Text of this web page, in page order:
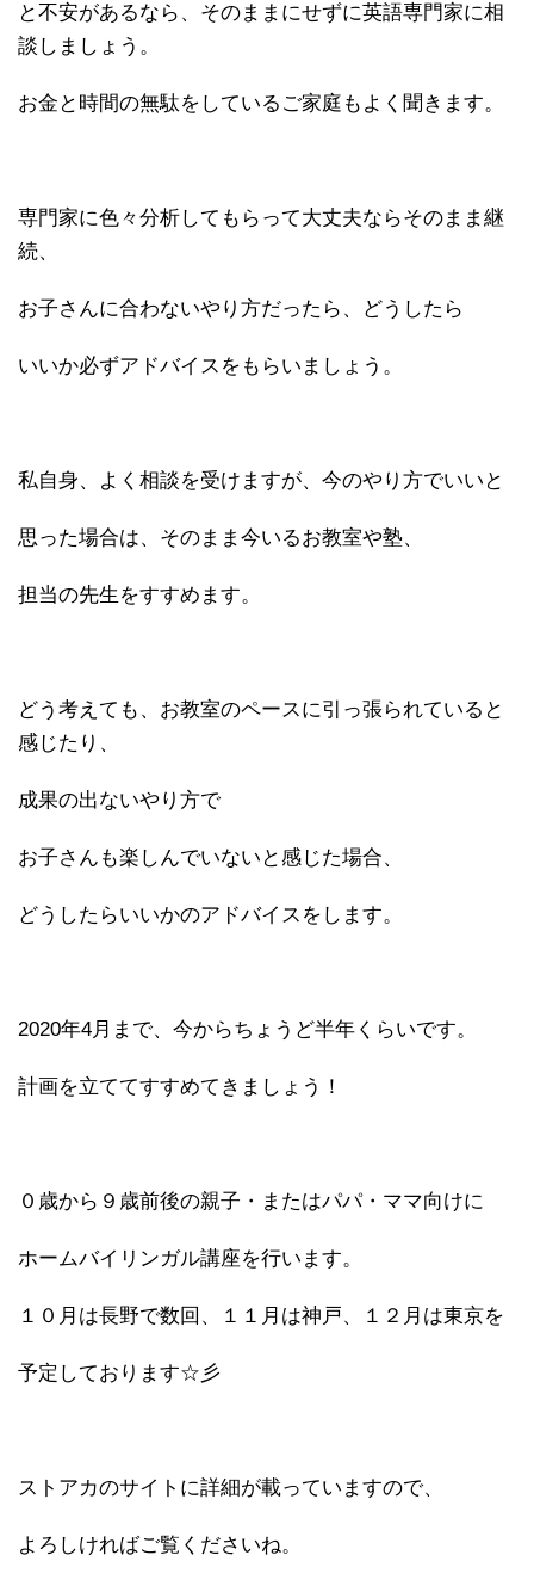
と不安があるなら、そのままにせずに英語専門家に相
談しましょう。
お金と時間の無駄をしているご家庭もよく聞きます。
専門家に色々分析してもらって大丈夫ならそのまま継
続、
お子さんに合わないやり方だったら、どうしたら
いいか必ずアドバイスをもらいましょう。
私自身、よく相談を受けますが、今のやり方でいいと
思った場合は、そのまま今いるお教室や塾、
担当の先生をすすめます。
どう考えても、お教室のペースに引っ張られていると
感じたり、
成果の出ないやり方で
お子さんも楽しんでいないと感じた場合、
どうしたらいいかのアドバイスをします。
2020年4月まで、今からちょうど半年くらいです。
計画を立ててすすめてきましょう！
０歳から９歳前後の親子・またはパパ・ママ向けに
ホームバイリンガル講座を行います。
１０月は長野で数回、１１月は神戸、１２月は東京を
予定しております☆彡
ストアカのサイトに詳細が載っていますので、
よろしければご覧くださいね。